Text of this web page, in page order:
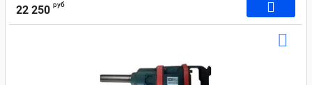
22 250 руб